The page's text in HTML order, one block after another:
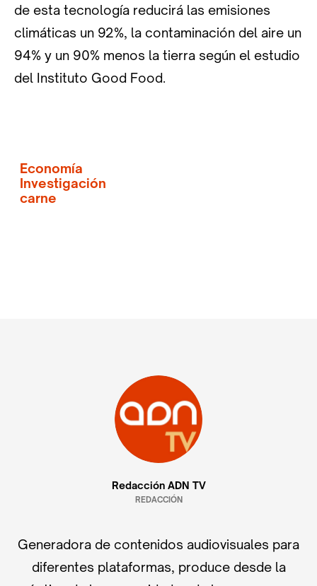
de esta tecnología reducirá las emisiones
climáticas un 92%, la contaminación del aire un
94% y un 90% menos la tierra según el estudio
del Instituto Good Food.
Economía
Investigación
carne
Redacción ADN TV
REDACCIÓN
Generadora de contenidos audiovisuales para
diferentes plataformas, produce desde la